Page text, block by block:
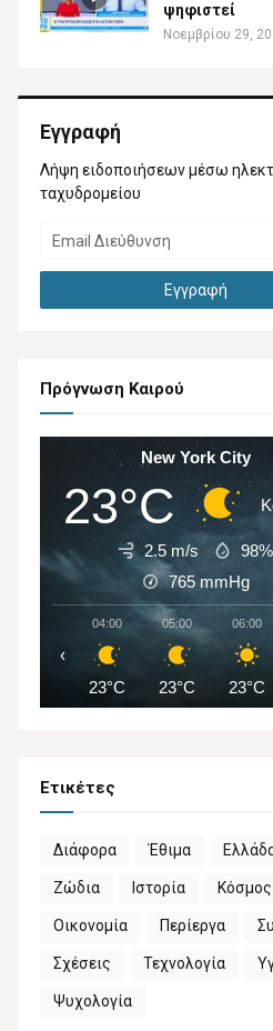
ψηφιστεί
Νοεμβρίου 29,
Εγγραφή
Λήψη ειδοποιήσεων μέσω
ταχυδρομείου
Πρόγνωση Καιρού
New York City
23°C
2.5 m/s
98%
765 mmHg
04:00
23°C
05:00
23°C
06:00
23°C
‹
Ετικέτες
Διάφορα Έθιμα
Ζώδια Ιστορία Κόσμος
Οικονομία Περίεργα
Σχέσεις Τεχνολογία
Ψυχολογία